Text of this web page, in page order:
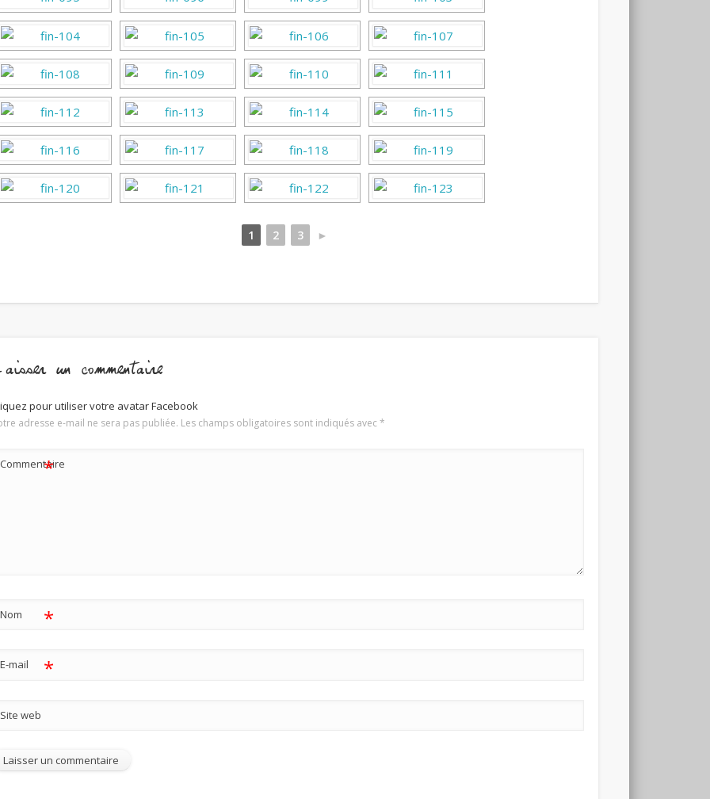
1 2 3 ►
un commentaire
pour utiliser votre avatar Facebook
adresse e-mail ne sera pas publiée. Les champs obligatoires sont indiqués avec*
Commentaire
*
Nom *
E-mail *
Site web